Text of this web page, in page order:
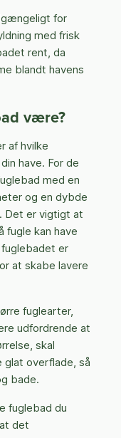
for
med frisk
rent, da
blandt havens
være?
af hvilke
have. For de
med en
og en dybde
Det er vigtigt at
fugle kan have
er
at skabe lavere
fuglearter,
udfordrende at
skal
glat overflade, så
bade.
fuglebad du
det